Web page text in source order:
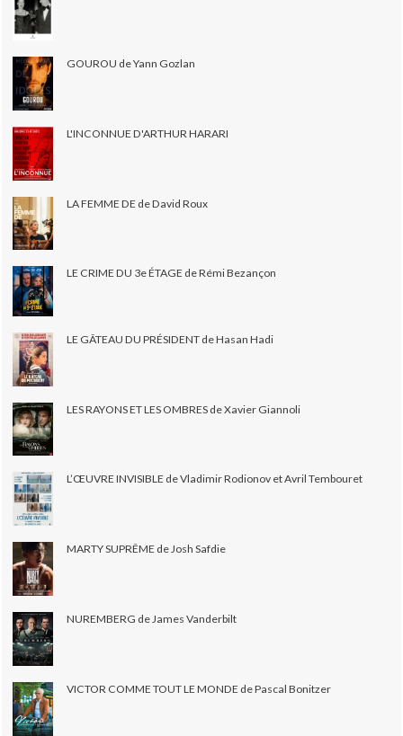
GOUROU de Yann Gozlan
L'INCONNUE D'ARTHUR HARARI
LA FEMME DE de David Roux
LE CRIME DU 3e ÉTAGE de Rémi Bezançon
LE GÂTEAU DU PRÉSIDENT de Hasan Hadi
LES RAYONS ET LES OMBRES de Xavier Giannoli
L’ŒUVRE INVISIBLE de Vladimir Rodionov et Avril Tembouret
MARTY SUPRÊME de Josh Safdie
NUREMBERG de James Vanderbilt
VICTOR COMME TOUT LE MONDE de Pascal Bonitzer